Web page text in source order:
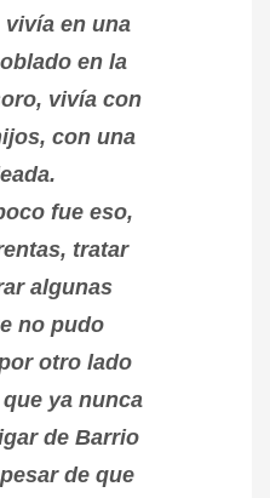
en una
en la
vivía con
con una
fue eso,
tratar
algunas
no pudo
otro lado
ya nunca
de Barrio
de que